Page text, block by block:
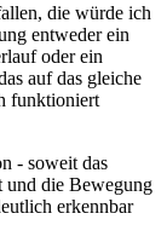
die würde ich
entweder ein
oder ein
auf das gleiche
funktioniert
- soweit das
und die Bewegung
erkennbar